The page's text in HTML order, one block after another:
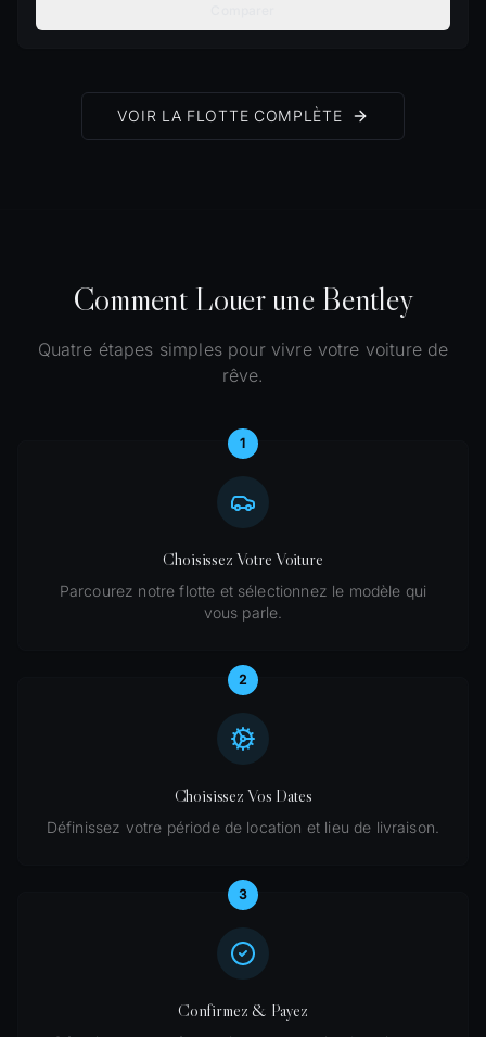
VOIR LA FLOTTE COMPLÈTE
Comment Louer une Bentley
Quatre étapes simples pour vivre votre voiture de
rêve.
1
Choisissez Votre Voiture
Parcourez notre flotte et sélectionnez le modèle qui
vous parle.
2
Choisissez Vos Dates
Définissez votre période de location et lieu de livraison.
3
Confirmez & Payez